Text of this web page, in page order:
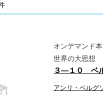
オンデマンド本
世界の大思想
３―１０ ベ
アンリ・ベルグ